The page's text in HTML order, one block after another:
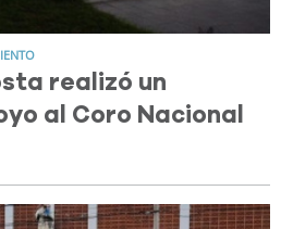
realizó un
al Coro Nacional